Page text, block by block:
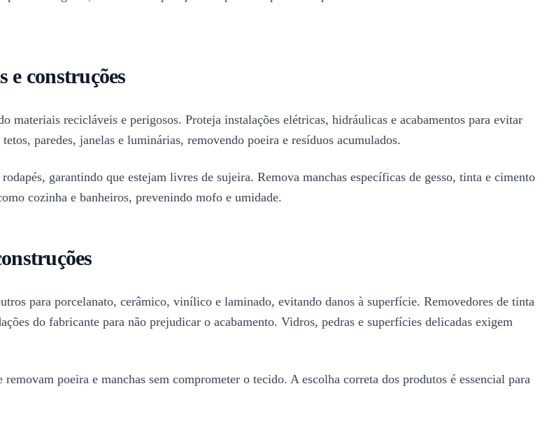
e construções
materiais recicláveis e perigosos. Proteja instalações elétricas, hidráulicas e acabamentos para evitar
paredes, janelas e luminárias, removendo poeira e resíduos acumulados.
garantindo que estejam livres de sujeira. Remova manchas específicas de gesso, tinta e cimento
cozinha e banheiros, prevenindo mofo e umidade.
para porcelanato, cerâmico, vinílico e laminado, evitando danos à superfície. Removedores de tinta
do fabricante para não prejudicar o acabamento. Vidros, pedras e superfícies delicadas exigem
poeira e manchas sem comprometer o tecido. A escolha correta dos produtos é essencial para